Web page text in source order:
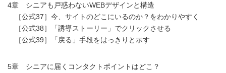
4章 シニアも戸惑わないWEBデザインと構造
［公式37］今、サイトのどこにいるのか？をわかりやすく
［公式38］「誘導ストーリー」でクリックさせる
［公式39］「戻る」手段をはっきりと示す
5章 シニアに届くコンタクトポイントはどこ？